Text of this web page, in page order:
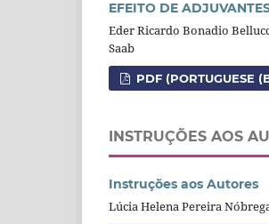
EFEITO DE
Eder Ricardo Bonadio
Saab
PDF (PORTUGUESE
INSTRUÇÕES AOS
Instruções aos Autores
Lúcia Helena Pereira